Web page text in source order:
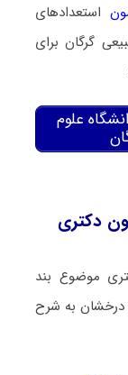
استعدادهای
گرگان برای
دکتری بدون آزمون ۱۴۰۴ دانشگاه علوم
دکتری
موضوع بند
درخشان به شرح